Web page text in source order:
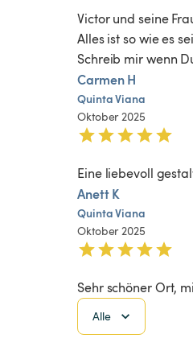
Victor und seine
Alles ist so wie es
Schreib mir wenn
Carmen H
QuintaViana
Oktober 2025
Eine liebevoll
Anett K
QuintaViana
Oktober 2025
Sehr schöner Ort,
Alle